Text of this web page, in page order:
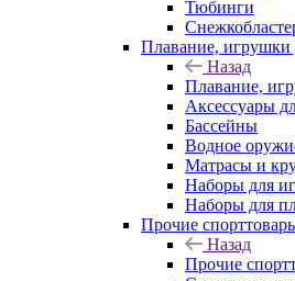
Тюбинги
Плавание, игрушки
Назад
Плавание,
Аксессуары
Бассейны
Водное
Матрасы и
Наборы для
Наборы для
Прочие
Назад
Прочие